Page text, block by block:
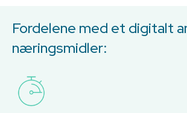
Fordelene med et digitalt
næringsmidler: